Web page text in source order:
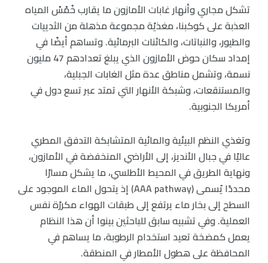
تشكل مجاري وأنهار غابات الأمازون ما يقارب خُمْسْ المياه
العذبة على كوكبنا، مغذيًة مجموعة مذهلة من الثدييات
والطيور، والنباتات، والكائنات البرمائية. وتساهم أيضًا في
إمداد سكان حوض الأمازون الذي يبلغ تعدادهم 47 مليون
نسمة، وتشمل مناطق عدة مثل الغابات الجبلية،
والمستنقعات، وشبكة الأنهار التي تمتد عبر تسع دول في
أمريكا الجنوبية.
وتغذي النظم البيئية والمائية المتشابكة التدفق المطري
عاليًا في جبال الأنديز، إلى الأراضي المنخفضة في الأمازون،
ونهاية الطريق في المحيط الأطلسي، ما يشكل مسارًا
محددًا يُسمى (AAA pathway) إذ يتحول الماء الموجود على
السطح إلى بخار ماء يرتفع إلى طبقات الهواء مكررًة نفس
العملية. وفي تشبيه سابق للباحثين بينوا أن هذا النظام
يعمل كمضخة تعيد استخدام الرطوبة، ما يساهم في
المحافظة على هطول الأمطار في المنطقة.